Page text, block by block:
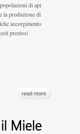
di api
la produzione di
accorgimento
preziosi
read more
Miele